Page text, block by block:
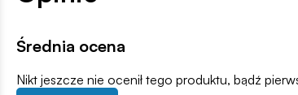
Średnia ocena
Nikt jeszcze nie ocenił tego produktu, bądź